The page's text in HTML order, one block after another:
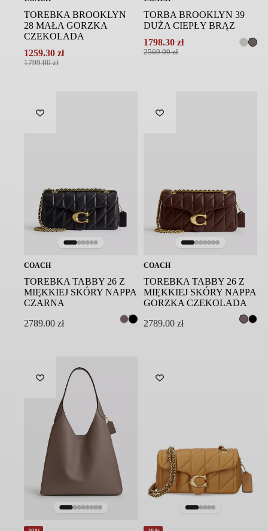
TOREBKA BROOKLYN
28 MAŁA GORZKA
CZEKOLADA
1799.00zł
Pierwotna
1259.30 zł
Aktualna
TORBA BROOKLYN 39
DUŻA CIEPŁY BRĄZ
2569.00zł
Pierwotna
1798.30zł
Aktualna
COACH
TOREBKA TABBY 26 Z
MIĘKKIEJ SKÓRY NAPPA
CZARNA
2789.00 zł
COACH
TOREBKA TABBY 26 Z
MIĘKKIEJ SKÓRY NAPPA
GORZKA CZEKOLADA
2789.00zł